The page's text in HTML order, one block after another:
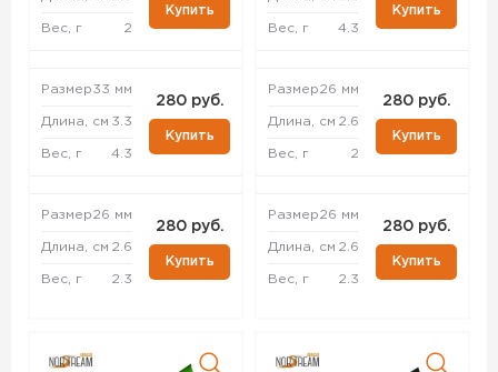
Вес, г 2
Купить
Размер33 мм
Длина, см 3.3
Вес, г 4.3
280 руб.
Купить
Размер26 мм
Длина, см 2.6
Вес, г 2.3
280 руб.
Купить
Вес, г 4.3
Купить
Размер26 мм
Длина, см 2.6
Вес, г 2
280 руб.
Купить
Размер26 мм
Длина, см 2.6
Вес, г 2.3
280 руб.
Купить